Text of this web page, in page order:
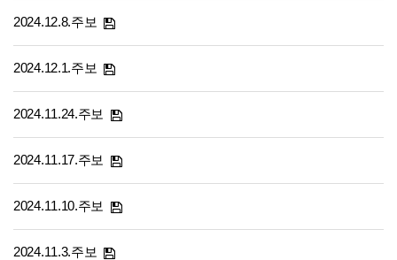
2024.12.8.주보
2024.12.1.주보
2024.11.24.주보
2024.11.17.주보
2024.11.10.주보
2024.11.3.주보